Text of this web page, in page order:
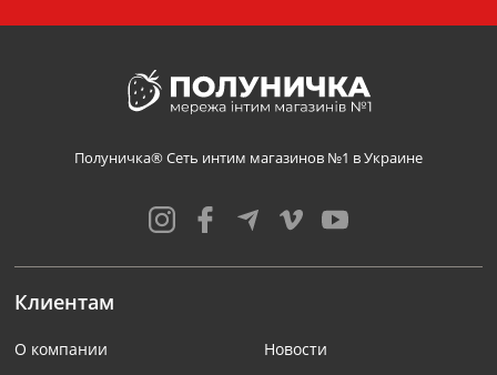
Полуничка® Сеть интим магазинов №1 в Украине
Клиентам
О компании
Новости